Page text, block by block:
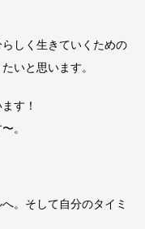
しく生きていくための
いと思います。
す！
。
。そして自分のタイミ